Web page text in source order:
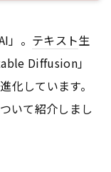
。 テキスト生
Diffusion」
化しています。
いて紹介しまし